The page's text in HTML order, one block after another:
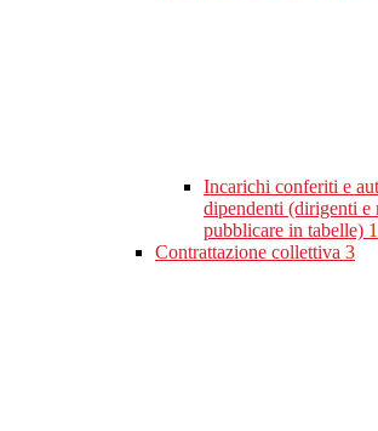
Incarichi conferiti e
dipendenti (dirigenti e
pubblicare in tabelle)
Contrattazione collettiva 3